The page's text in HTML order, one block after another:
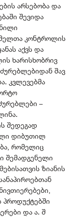
არსებობა და
შევიდა
კონტროლის
აქვს და
ხარისხობრივ
შავ
კვლევებმა
–
შედეგად
დიბუთილ
რომელიც
შემადგენელი
ზიანის
და ა. შ